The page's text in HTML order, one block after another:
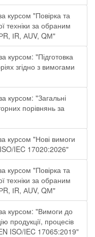
курсом "Повірка та
техніки за обраним
ІR, АUV, QМ"
курсом: "Підготовка
згідно з вимогами
курсом: "Загальні
порівнянь за
курсом "Нові вимоги
ISO/IEC 17020:2026"
курсом "Повірка та
техніки за обраним
ІR, АUV, QМ"
курсом: "Вимоги до
продукції, процесів
ISO/IEC 17065:2019"